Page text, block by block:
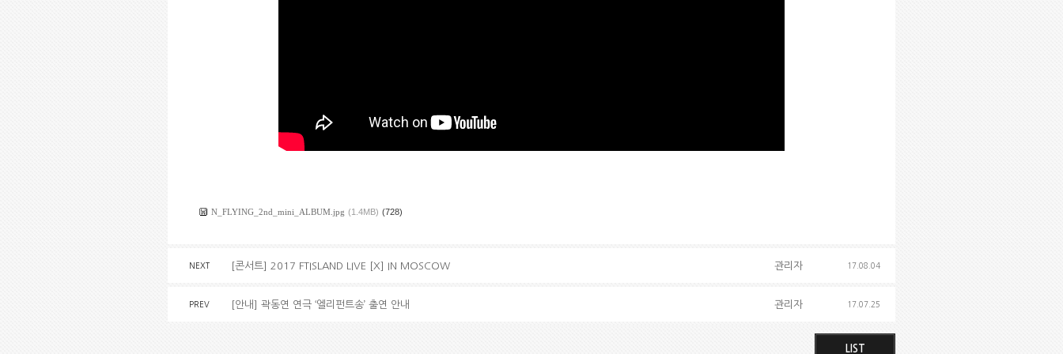
N_FLYING_2nd_mini_ALBUM.jpg (1.4MB) (728)
NEXT [콘서트] 2017 FTISLAND LIVE [X] IN MOSCOW 관리자 17.08.04
PREV [안내] 곽동연 연극 ‘엘리펀트송’ 출연 안내 관리자 17.07.25
LIST